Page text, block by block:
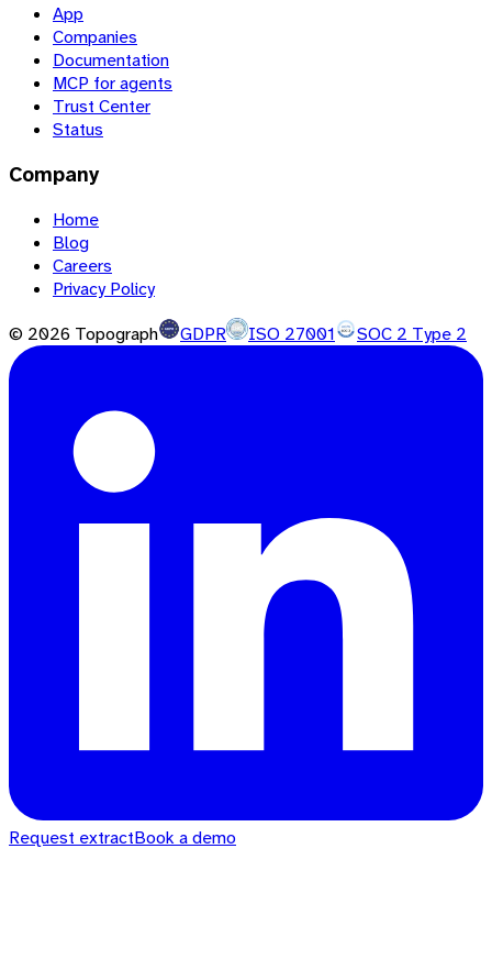
App
Companies
Documentation
MCP for agents
Trust Center
Status
Company
Home
Blog
Careers
Privacy Policy
© 2026 Topograph GDPR ISO 27001 SOC 2 Type 2
Request extractBook a demo